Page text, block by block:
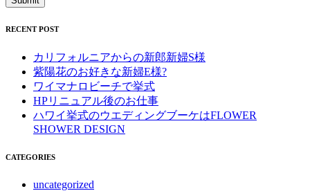
RECENT POST
カリフォルニアからの新郎新婦S様
紫陽花のお好きな新婦E様?
ワイマナロビーチで挙式
HPリニュアル後のお仕事
ハワイ挙式のウエディングブーケはFLOWER
SHOWER DESIGN
CATEGORIES
uncategorized